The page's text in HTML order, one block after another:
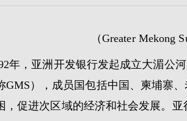
（Greater Mekong
年，亚洲开发银行发起成立大湄公
GMS），成员国包括中国、柬埔寨
，促进次区域的经济和社会发展。亚